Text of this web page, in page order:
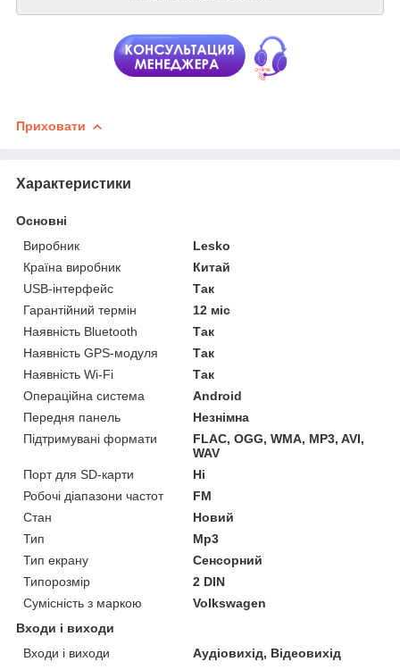
Приховати
Характеристики
Основні
Виробник
Lesko
Країна виробник
Китай
USB-інтерфейс
Так
Гарантійний термін
12 міс
Наявність Bluetooth
Так
Наявність GPS-модуля
Так
Наявність Wi-Fi
Так
Операційна система
Android
Передня панель
Незнімна
Підтримувані формати
FLAC, OGG, WMA, MP3, AVI,
WAV
Порт для SD-карти
Ні
Робочі діапазони частот
FM
Стан
Новий
Тип
Mp3
Тип екрану
Сенсорний
Типорозмір
2 DIN
Сумісність з маркою
Volkswagen
Входи і виходи
Входи і виходи
Аудіовихід, Відеовихід